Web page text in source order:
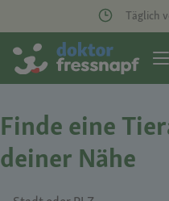
Täglich
Finde eine
deiner Nähe